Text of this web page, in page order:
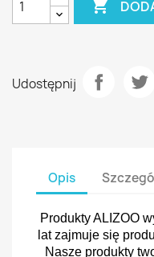

Udostępnij
Opis
Produkty ALIZOO
lat zajmuje się
Nasze produkty